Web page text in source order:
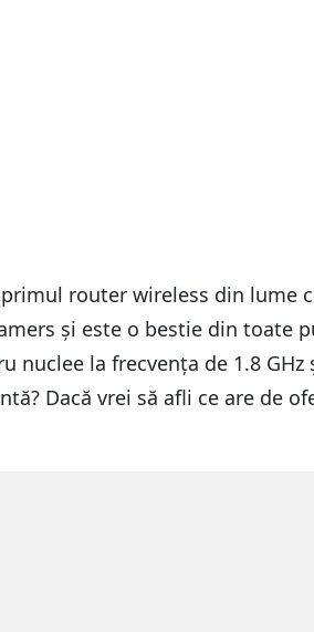
primul router wireless din
și este o bestie din toate
la frecvența de 1.8
Dacă vrei să afli ce are de